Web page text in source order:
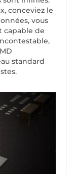
conceviez le
vous
capable de
standard